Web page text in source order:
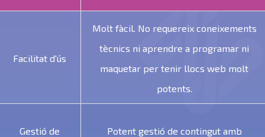
Facilitat d'ús
Molt fàcil. No requereix coneixements
tècnics ni aprendre a programar ni
maquetar per tenir llocs web molt
potents.
Gestió de
Potent gestió de contingut amb